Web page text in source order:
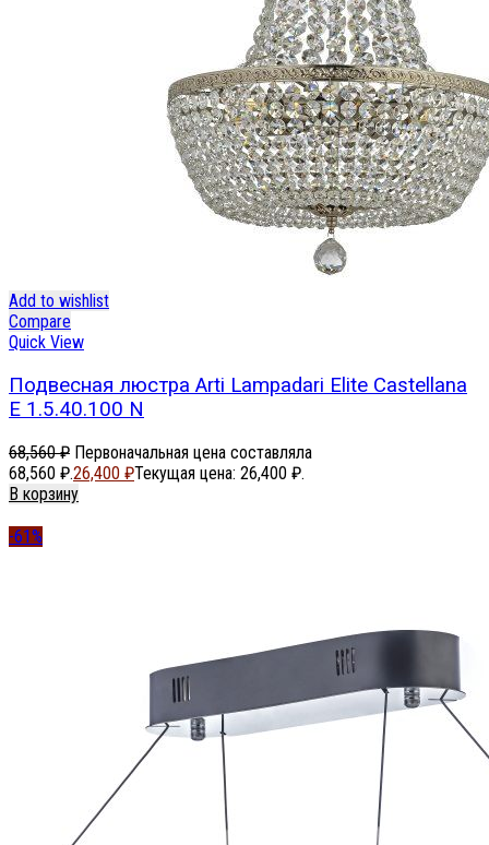
Add to wishlist
Compare
Quick View
Подвесная люстра Arti Lampadari Elite Castellana
E 1.5.40.100 N
68,560₽ Первоначальная цена составляла
68,560 ₽.26,400 ₽Текущая цена: 26,400 ₽.
В корзину
-61%